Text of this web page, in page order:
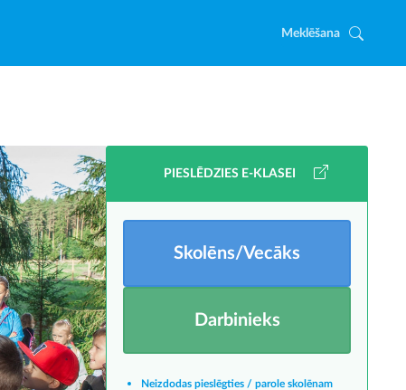
Meklēšana
PIESLĒDZIES E-KLASEI
Skolēns/Vecāks
Darbinieks
Neizdodas pieslēgties / parole skolēnam